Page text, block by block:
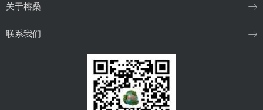
关于榕桑
联系我们